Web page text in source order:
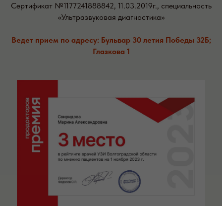
Сертификат №1177241888842, 11.03.2019г., специальность
«Ультразвуковая диагностика»
Ведет прием по адресу: Бульвар 30 летия Победы 32Б;
Глазкова 1